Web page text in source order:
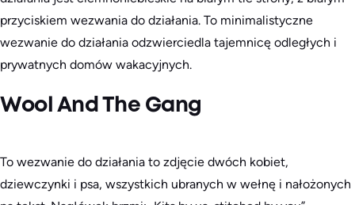
przyciskiem wezwania do działania. To minimalistyczne
wezwanie do działania odzwierciedla tajemnicę odległych i
prywatnych domów wakacyjnych.
Wool And The Gang
To wezwanie do działania to zdjęcie dwóch kobiet,
dziewczynki i psa, wszystkich ubranych w wełnę i nałożonych